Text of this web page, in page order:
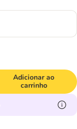
Adicionar ao
carrinho